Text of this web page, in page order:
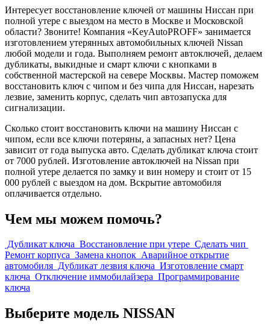
Интересует восстановление ключей от машины Ниссан при
полной утере с выездом на место в Москве и Московской
области? Звоните! Компания «KeyAutoPROFF» занимается
изготовлением утерянных автомобильных ключей Nissan
любой модели и года. Выполняем ремонт автоключей, делаем
дубликаты, выкидные и смарт ключи с кнопками в
собственной мастерской на севере Москвы. Мастер поможем
восстановить ключ с чипом и без чипа для Ниссан, нарезать
лезвие, заменить корпус, сделать чип автозапуска для
сигнализации.
Сколько стоит восстановить ключи на машину Ниссан с
чипом, если все ключи потеряны, а запасных нет? Цена
зависит от года выпуска авто. Сделать дубликат ключа стоит
от 7000 рублей. Изготовление автоключей на Nissan при
полной утере делается по замку и вин номеру и стоит от 15
000 рублей с выездом на дом. Вскрытие автомобиля
оплачивается отдельно.
Чем мы можем помочь?
Дубликат ключа Восстановление при утере Сделать чип
Ремонт корпуса Замена кнопок Аварийное открытие
автомобиля Дубликат лезвия ключа Изготовление смарт
ключа Отключение иммобилайзера Программирование
ключа
Выберите модель NISSAN